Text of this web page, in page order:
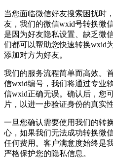
当您面临微信好友搜索困扰时
友，我们的微信wxid号转换微
是因为好友隐私设置、缺乏微
们都可以帮助您快速转换wxid
添加对方为好友。
我们的服务流程简单而高效。
信wxid编号，我们将通过专业
信wxid正确无误。确认后，您
片，以进一步验证身份的真实性
一旦您确认需要使用我们的转
心，如果我们无法成功转换微
任何费用。客户满意度始终是
严格保护您的隐私信息。